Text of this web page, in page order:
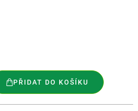
PŘIDAT DO KOŠÍKU